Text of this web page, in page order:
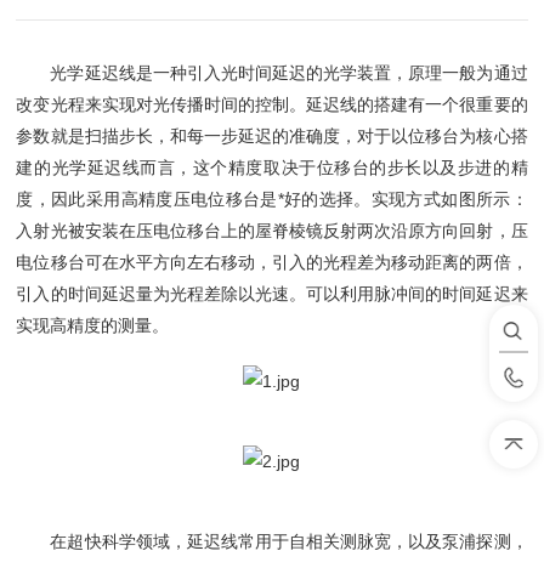
光学延迟线是一种引入光时间延迟的光学装置，原理一般为通过
改变光程来实现对光传播时间的控制。延迟线的搭建有一个很重要的
参数就是扫描步长，和每一步延迟的准确度，对于以位移台为核心搭
建的光学延迟线而言，这个精度取决于位移台的步长以及步进的精
度，因此采用高精度压电位移台是*好的选择。实现方式如图所示：
入射光被安装在压电位移台上的屋脊棱镜反射两次沿原方向回射，压
电位移台可在水平方向左右移动，引入的光程差为移动距离的两倍，
引入的时间延迟量为光程差除以光速。可以利用脉冲间的时间延迟来
实现高精度的测量。
在超快科学领域，延迟线常用于自相关测脉宽，以及泵浦探测，